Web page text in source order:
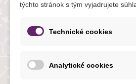
Ochrana osobných
Formuláre
NOVINKY
týchto stránok s tým vyjadrujete
Technické cookies
Analytické cookies